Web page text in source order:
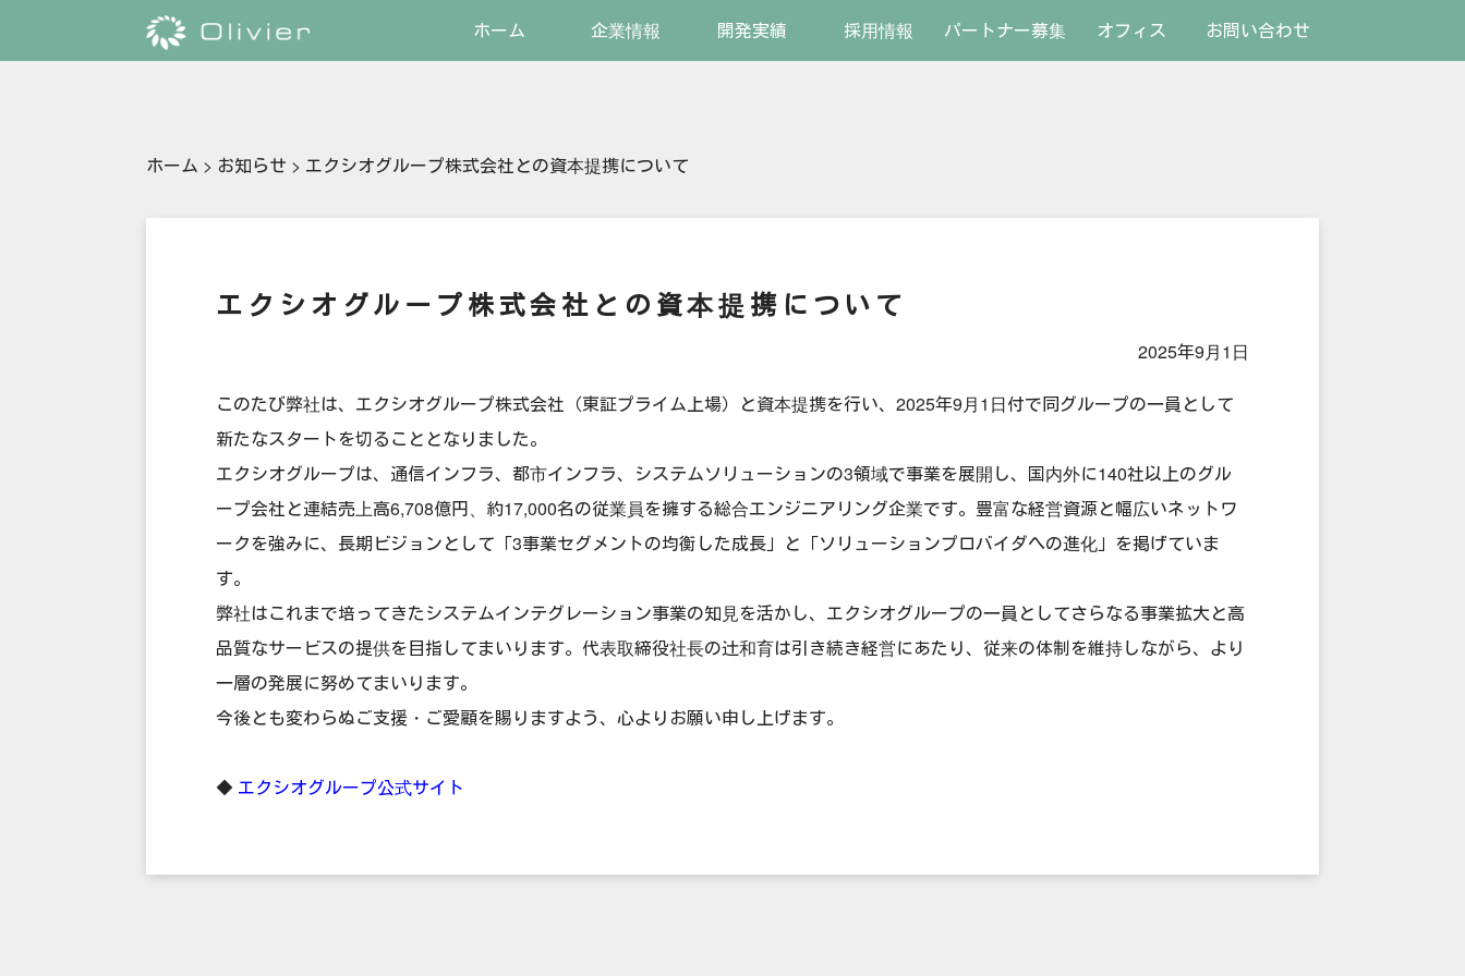
ホーム 企業情報 開発実績 採用情報 パートナー募集 オフィス お問い合わせ
ホーム > お知らせ > エクシオグループ株式会社との資本提携について
エクシオグループ株式会社との資本提携について
2025年9月1日
このたび弊社は、エクシオグループ株式会社（東証プライム上場）と資本提携を行い、2025年9月1日付で同グループの一員として
新たなスタートを切ることとなりました。
エクシオグループは、通信インフラ、都市インフラ、システムソリューションの3領域で事業を展開し、国内外に140社以上のグル
ープ会社と連結売上高6,708億円、約17,000名の従業員を擁する総合エンジニアリング企業です。豊富な経営資源と幅広いネットワ
ークを強みに、長期ビジョンとして「3事業セグメントの均衡した成長」と「ソリューションプロバイダへの進化」を掲げていま
す。
弊社はこれまで培ってきたシステムインテグレーション事業の知見を活かし、エクシオグループの一員としてさらなる事業拡大と高
品質なサービスの提供を目指してまいります。代表取締役社長の辻和育は引き続き経営にあたり、従来の体制を維持しながら、より
一層の発展に努めてまいります。
今後とも変わらぬご支援・ご愛顧を賜りますよう、心よりお願い申し上げます。
◆ エクシオグループ公式サイト